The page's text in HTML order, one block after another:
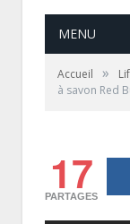
MENU
Accueil »
à savon Red
17
PARTAGES